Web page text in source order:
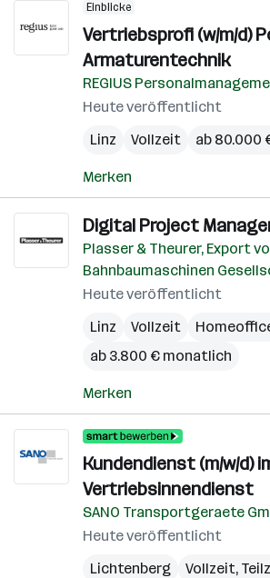
Einblicke
Vertriebsprofi (w/m/d)
Armaturentechnik
REGIUS
Heute veröffentlicht
Linz
Vollzeit ab 80.000
Merken
Digital Project
Plasser & Theurer, Export
Bahnbaumaschinen
Heute veröffentlicht
Linz
Vollzeit
ab 3.800 € monatlich
Merken
Kundendienst (m/w/d)
Vertriebsinnendienst
SANO Transportgeraete
Heute veröffentlicht
Lichtenberg
Vollzeit,